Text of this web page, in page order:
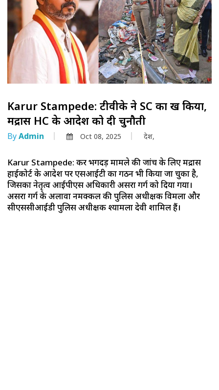
Karur Stampede: टीवीके ने SC का रुख किया,
मद्रास HC के आदेश को दी चुनौती
ByAdmin Oct 08, 2025 देश,
Karur Stampede: करूर भगदड़ मामले की जांच के लिए मद्रास
हाईकोर्ट के आदेश पर एसआईटी का गठन भी किया जा चुका है,
जिसका नेतृत्व आईपीएस अधिकारी असरा गर्ग को दिया गया।
असरा गर्ग के अलावा नमक्कल की पुलिस अधीक्षक विमला और
सीएससीआईडी पुलिस अधीक्षक श्यामला देवी शामिल हैं।